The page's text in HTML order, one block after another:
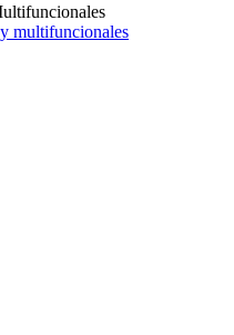
multifuncionales